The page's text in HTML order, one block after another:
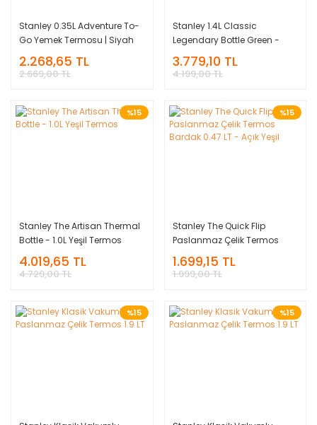
Stanley 0.35L Adventure To-
Go Yemek Termosu | Siyah
2.268,65 TL
2.669,00 TL
Stanley 1.4L Classic
Legendary Bottle Green -
Efsane Stanley Termos Yeşil
3.779,10 TL
4.199,00 TL
%15
Stanley The Artisan Thermal
Bottle - 1.0L Yeşil Termos
4.019,65 TL
4.729,00 TL
%15
Stanley The Quick Flip
Paslanmaz Çelik Termos
Bardak 0.47 LT - Açık Yeşil
1.699,15 TL
1.999,00 TL
%15 %15